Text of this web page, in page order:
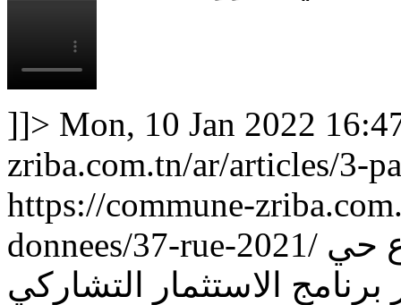
]]> Mon, 10 Jan 2022
zriba.com.tn/ar/articles/3-
https://commune-
donnees/37-rue-2021/ حي
الاستثمار التشاركي